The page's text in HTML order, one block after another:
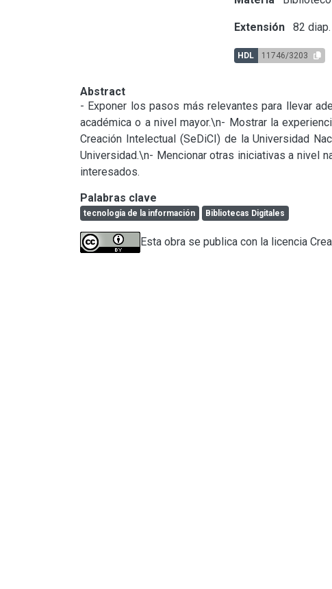
Extensión 82 diap.
HDL 11746/3203
Abstract
- Exponer los pasos más relevantes para llevar
académica o a nivel mayor.\n- Mostrar la
Creación Intelectual (SeDiCI) de la Universidad
Universidad.\n- Mencionar otras iniciativas a nivel
interesados.
Palabras clave
tecnología de la información Bibliotecas Digitales
Esta obra se publica con la licencia